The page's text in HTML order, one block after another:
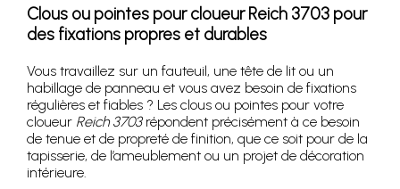
Clous ou pointes pour cloueur Reich 3703 pour
des fixations propres et durables
Vous travaillez sur un fauteuil, une tête de lit ou un
habillage de panneau et vous avez besoin de fixations
régulières et fiables ? Les clous ou pointes pour votre
cloueur Reich 3703répondent précisément à ce besoin
de tenue et de propreté de finition, que ce soit pour de la
tapisserie, de l’ameublement ou un projet de décoration
intérieure.